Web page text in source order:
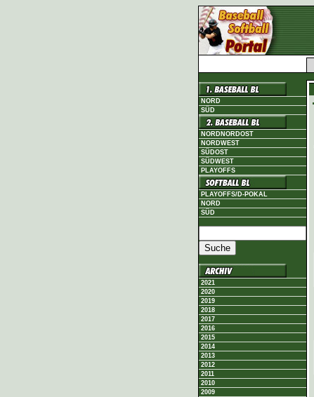
NORD
SÜD
NORDNORDOST
NORDWEST
SÜDOST
SÜDWEST
PLAYOFFS
PLAYOFFS/D-POKAL
NORD
SÜD
2021
2020
2019
2018
2017
2016
2015
2014
2013
2012
2011
2010
2009